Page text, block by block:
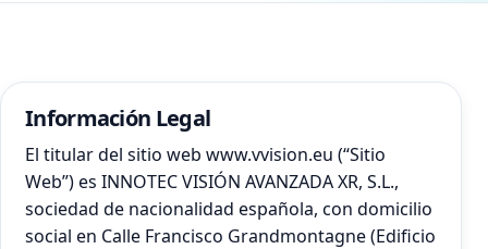
Información Legal
El titular del sitio web www.vvision.eu (“Sitio
Web”) es INNOTEC VISIÓN AVANZADA XR, S.L.,
sociedad de nacionalidad española, con domicilio
social en Calle Francisco Grandmontagne (Edificio